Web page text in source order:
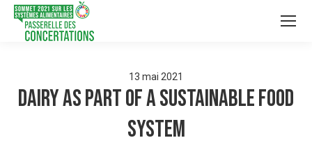
13 mai 2021
Dairy as part of a sustainable food
system